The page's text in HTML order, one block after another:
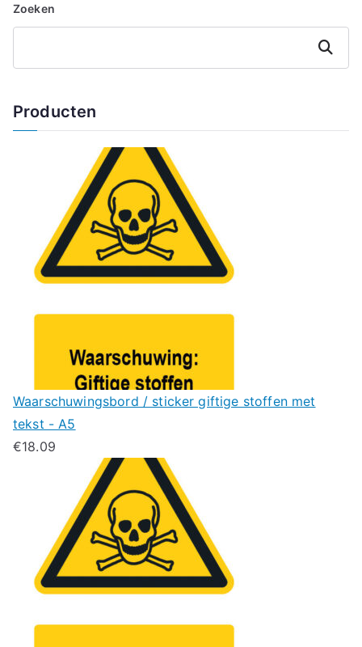
Zoeken
Zoeken
Producten
Waarschuwingsbord / sticker giftige stoffen met
tekst - A5
€18.09